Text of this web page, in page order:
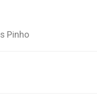
Pinho